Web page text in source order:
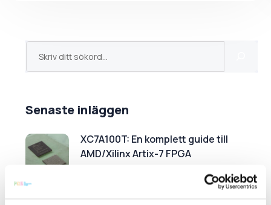
Senaste inläggen
XC7A100T: En komplett guide till
AMD/Xilinx Artix-7 FPGA